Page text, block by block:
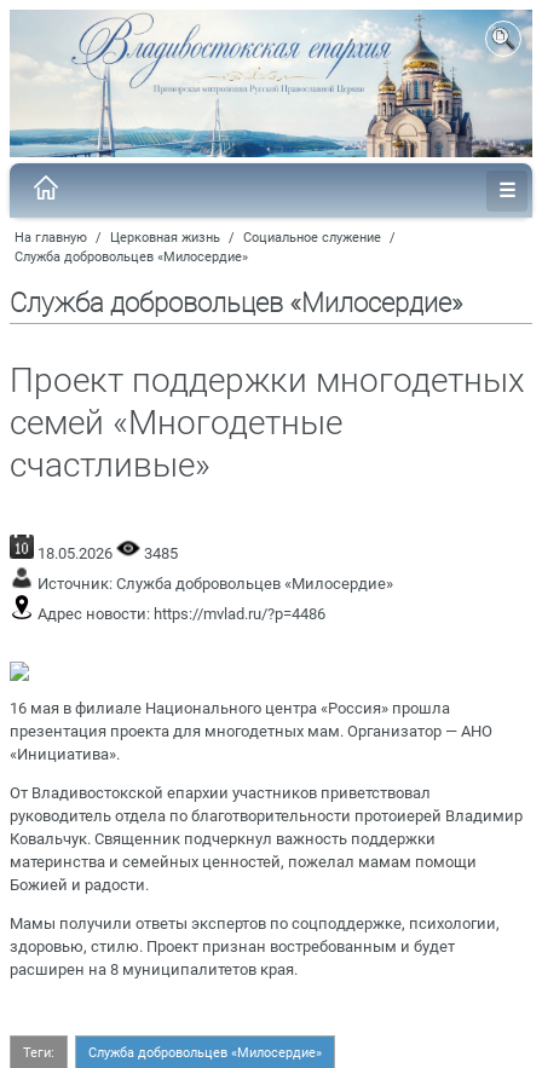
На главную / Церковная жизнь / Социальное служение /
Служба добровольцев «Милосердие»
Служба добровольцев «Милосердие»
Проект поддержки многодетных
семей «Многодетные
счастливые»
18.05.2026
3485
Источник: Служба добровольцев «Милосердие»
Адрес новости: https://mvlad.ru/?p=4486
16 мая в филиале Национального центра «Россия» прошла
презентация проекта для многодетных мам. Организатор — АНО
«Инициатива».
От Владивостокской епархии участников приветствовал
руководитель отдела по благотворительности протоиерей Владимир
Ковальчук. Священник подчеркнул важность поддержки
материнства и семейных ценностей, пожелал мамам помощи
Божией и радости.
Мамы получили ответы экспертов по соцподдержке, психологии,
здоровью, стилю. Проект признан востребованным и будет
расширен на 8 муниципалитетов края.
Теги: Служба добровольцев «Милосердие»